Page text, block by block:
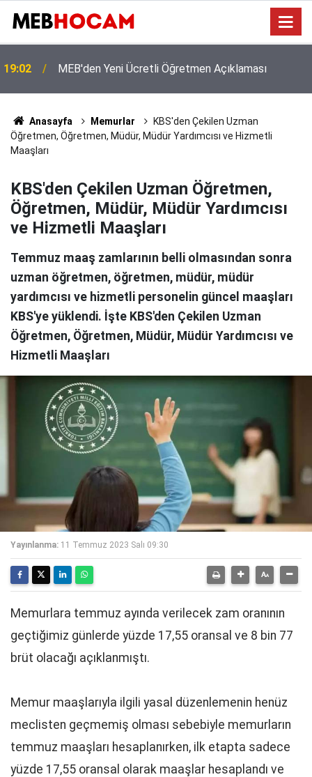
12:01
Eğitimde Tarihi Kırılma: Doğum Oranları Çakıldı,
'Norm Fazlası Öğretmen' Krizi Kapıda!
Anasayfa Memurlar
KBS'den Çekilen Uzman
Öğretmen, Öğretmen, Müdür, Müdür Yardımcısı ve Hizmetli
Maaşları
KBS'den Çekilen Uzman Öğretmen,
Öğretmen, Müdür, Müdür Yardımcısı
ve Hizmetli Maaşları
Temmuz maaş zamlarının belli olmasından sonra
uzman öğretmen, öğretmen, müdür, müdür
yardımcısı ve hizmetli personelin güncel maaşları
KBS'ye yüklendi. İşte KBS'den Çekilen Uzman
Öğretmen, Öğretmen, Müdür, Müdür Yardımcısı ve
Hizmetli Maaşları
Yayınlanma: 11 Temmuz 2023 Salı 09:30
Memurlara temmuz ayında verilecek zam oranının
geçtiğimiz günlerde yüzde 17,55 oransal ve 8 bin 77
brüt olacağı açıklanmıştı.
Memur maaşlarıyla ilgili yasal düzenlemenin henüz
meclisten geçmemiş olması sebebiyle memurların
temmuz maaşları hesaplanırken, ilk etapta sadece
yüzde 17,55 oransal olarak maaşlar hesaplandı ve